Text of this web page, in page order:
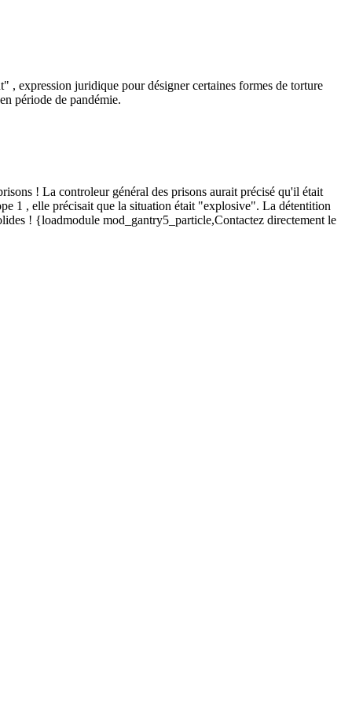
, expression juridique pour désigner certaines formes de torture
période de pandémie.
! La controleur général des prisons aurait précisé qu'il était
1 , elle précisait que la situation était "explosive". La détentition
! {loadmodule mod_gantry5_particle,Contactez directement le